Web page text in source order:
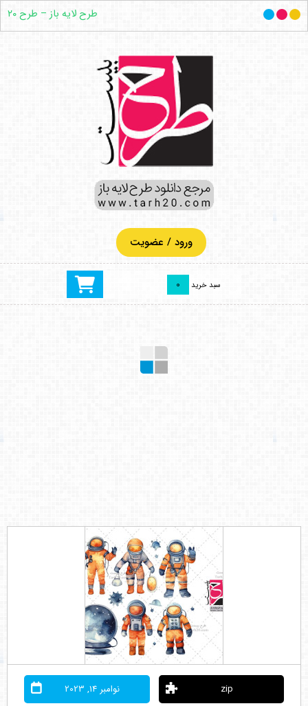
ورود / عضویت
سبد خرید 0
طرح لایه باز – طرح ۲۰
zip نوامبر 14, 2023